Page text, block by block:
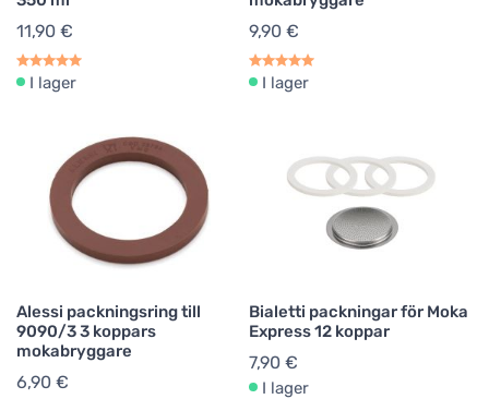
11,90 €
I lager
9,90 €
I lager
Alessi packningsring till
9090/3 3 koppars
mokabryggare
6,90 €
Bialetti packningar för Moka
Express 12 koppar
7,90 €
I lager